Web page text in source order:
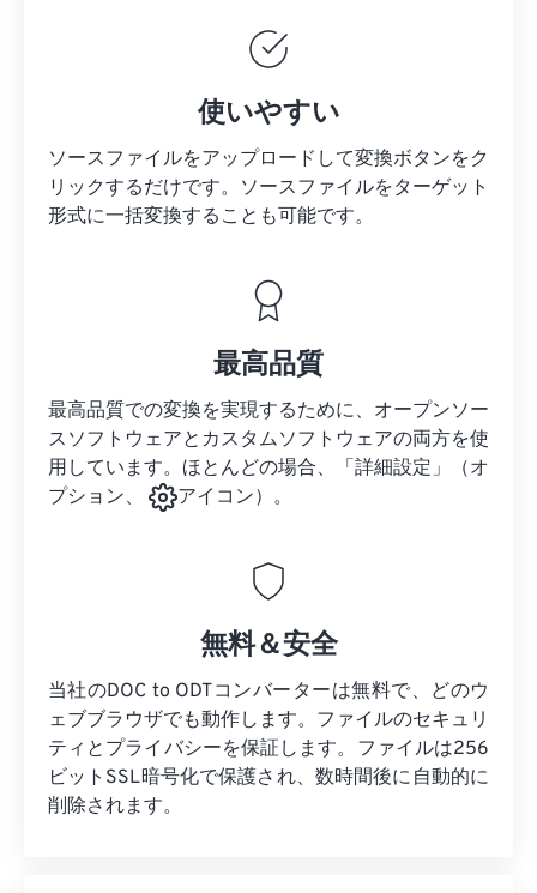
使いやすい
ソースファイルをアップロードして変換ボタンをク
リックするだけです。 ソースファイルをターゲット
形式に一括変換することも可能です。
最高品質
最高品質での変換を実現するために、オープンソー
スソフトウェアとカスタムソフトウェアの両方を使
用しています。ほとんどの場合、「詳細設定」（オ
プション、
アイコン）。
無料＆安全
当社のDOC to ODTコンバーターは無料で、どのウ
ェブブラウザでも動作します。ファイルのセキュリ
ティとプライバシーを保証します。ファイルは256
ビットSSL暗号化で保護され、数時間後に自動的に
削除されます。